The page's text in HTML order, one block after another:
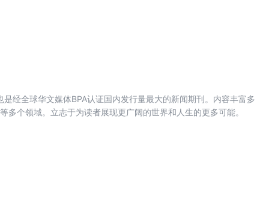
经全球华文媒体BPA认证国内发行量最大的新闻期刊。内容丰富多
个领域。立志于为读者展现更广阔的世界和人生的更多可能。